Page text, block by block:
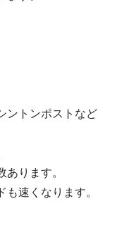
ントンポストなど
ります。
速くなります。